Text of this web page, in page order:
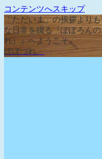
コンテンツへスキップ
「ただいま」の挨拶より
な日常を綴る『ぽぽろん
れ）』へようこそ。
ぽぽづれ。